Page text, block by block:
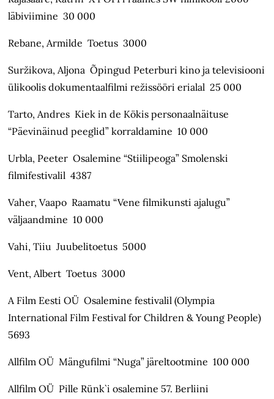
läbiviimine 30 000
Rebane, Armilde Toetus 3000
Suržikova, Aljona Õpingud Peterburi kino ja televisiooni
ülikoolis dokumentaalfilmi režissööri erialal 25 000
Tarto, Andres Kiek in de Kökis personaalnäituse
“Päevinäinud peeglid” korraldamine 10 000
Urbla, Peeter Osalemine “Stiilipeoga” Smolenski
filmifestivalil 4387
Vaher, Vaapo Raamatu “Vene filmikunsti ajalugu”
väljaandmine 10 000
Vahi, Tiiu Juubelitoetus 5000
Vent, Albert Toetus 3000
A Film Eesti OÜ Osalemine festivalil (Olympia
International Film Festival for Children & Young People)
5693
Allfilm OÜ Mängufilmi “Nuga” järeltootmine 100 000
Allfilm OÜ Pille Rünk`i osalemine 57. Berliini